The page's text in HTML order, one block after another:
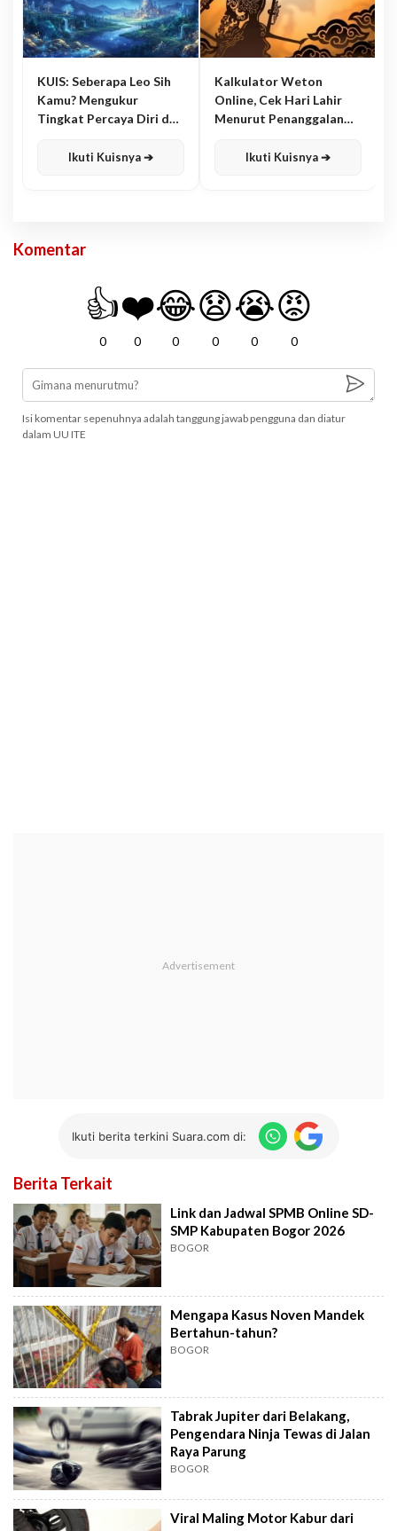
KUIS: Seberapa Leo Sih
Kamu? Mengukur
Tingkat Percaya Diri dan
Ikuti Kuisnya ➔
Kalkulator Weton
Online, Cek Hari Lahir
Menurut Penanggalan
Ikuti Kuisnya ➔
Komentar
👍
0
❤️
0
😂
0
😧
0
😭
0
😡
0
Isi komentar sepenuhnya adalah tanggung jawab pengguna dan diatur
dalam UU ITE
Ikuti berita terkini Suara.com di:
Berita Terkait
Link dan Jadwal SPMB Online SD-
SMP Kabupaten Bogor 2026
BOGOR
Mengapa Kasus Noven Mandek
Bertahun-tahun?
BOGOR
Tabrak Jupiter dari Belakang,
Pengendara Ninja Tewas di Jalan
Raya Parung
BOGOR
Viral Maling Motor Kabur dari